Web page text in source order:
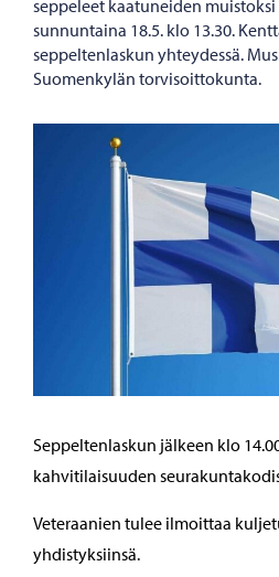
seppeleet kaatuneiden
sunnuntaina 18.5. klo 13.30.
seppeltenlaskun yhteydessä.
Suomenkylän torvisoittokunta.
Seppeltenlaskun jälkeen klo
kahvitilaisuuden
Veteraanien tulee ilmoittaa
yhdistyksiinsä.